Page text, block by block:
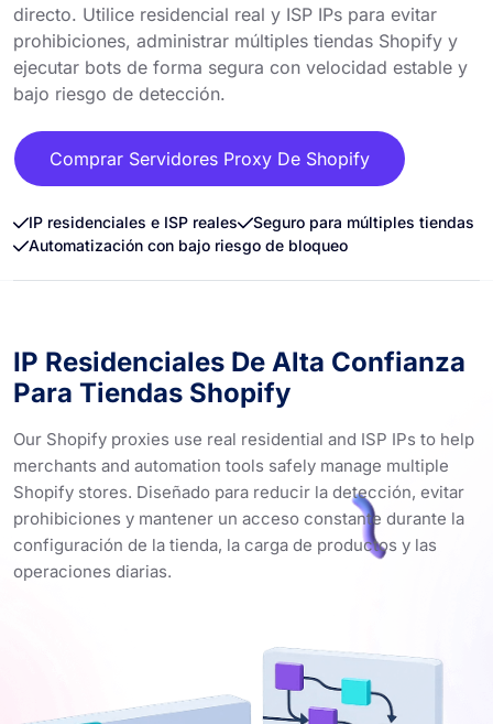
directo. Utilice residencial real y ISP IPs para evitar
prohibiciones, administrar múltiples tiendas Shopify y
ejecutar bots de forma segura con velocidad estable y
bajo riesgo de detección.
Comprar Servidores Proxy De Shopify
IP residenciales e ISP reales
Seguro para múltiples tiendas
Automatización con bajo riesgo de bloqueo
IP Residenciales De Alta Confianza
Para Tiendas Shopify
Our Shopify proxies use real residential and ISP IPs to help
merchants and automation tools safely manage multiple
Shopify stores. Diseñado para reducir la detección, evitar
prohibiciones y mantener un acceso constante durante la
configuración de la tienda, la carga de productos y las
operaciones diarias.